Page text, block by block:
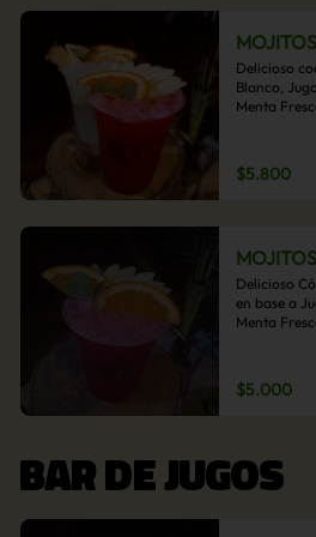
Delicioso
Blanco,
Menta
$5.800
Delicioso
en base a
Menta
$5.000
BAR DE JUGOS